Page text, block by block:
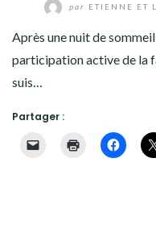
par ETIENNE ET
Après une nuit de
participation active de la
suis…
Partager :